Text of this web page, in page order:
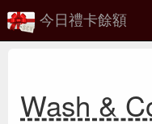
今日禮卡餘額
Wash &